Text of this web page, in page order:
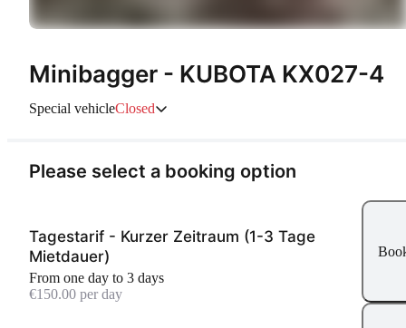
Minibagger - KUBOTA KX027-4
Special vehicleClosed
Please select a booking option
Tagestarif - Kurzer Zeitraum (1-3 Tage
Mietdauer)
From one day to 3 days
€150.00 per day